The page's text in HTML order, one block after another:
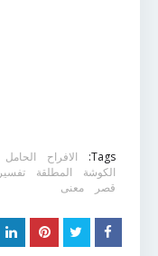
Tags: الافراح الحامل
الكوشة
المطلقة تفسير
قصر
معنى